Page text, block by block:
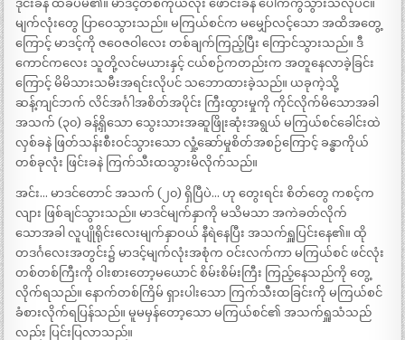
ဒိုင်းခနဲ ထိခပ်မိ၏။ မာဒင့်တစ်ကိုယ်လုံး ဖောင်းခနဲ ပေါက်ကွဲသွားသလိုပင်။
မျက်လုံးတွေ ပြာဝေသွားသည်။ မကြယ်စင်က မမျှော်လင့်သော အထိအတွေ့
ကြောင့် မာဒင့်ကို ဇဝေဇဝါလေး တစ်ချက်ကြည့်ပြီး ကြောင်သွားသည်။ ဒီ
ကောင်ကလေး သူတို့လင်မယားနှင့် ငယ်စဉ်ကတည်းက အတူနေလာခဲ့ခြင်း
ကြောင့် မိမိသားသမီးအရင်းလိုပင် သဘောထားခဲ့သည်။ ယခုကဲ့သို့
ဆန့်ကျင်ဘက် လိင်အင်္ဂါအစိတ်အပိုင်း ကြီးထွားမှုကို ကိုင်လိုက်မိသောအခါ
အသက် (၃၀) ခန့်ရှိသော သွေးသားအဆူဖြိုးဆုံးအရွယ် မကြယ်စင်ခေါင်းထဲ
လှစ်ခနဲ ဖြတ်သန်းစီးဝင်သွားသော လှုံ့ဆော်မှုစိတ်အစဉ်ကြောင့် ခန္ဓာကိုယ်
တစ်ခုလုံး ဖြင်းခနဲ ကြက်သီးထသွားမိလိုက်သည်။
အင်း… မာဒင်တောင် အသက် (၂၀) ရှိပြီပဲ… ဟု တွေးရင်း စိတ်တွေ ကစင့်က
လျား ဖြစ်ချင်သွားသည်။ မာဒင်မျက်နှာကို မသိမသာ အကဲခတ်လိုက်
သောအခါ လူပျိုရိုင်းလေးမျက်နှာဝယ် နီရဲနေပြီး အသက်ရှူပြင်းနေ၏။ ထို
တဒင်္ဂလေးအတွင်း၌ မာဒင့်မျက်လုံးအစုံက ဝင်းလက်ကာ မကြယ်စင် ဖင်လုံး
တစ်တစ်ကြီးကို ဝါးစားတော့မယောင် စိမ်းစိမ်းကြီး ကြည့်နေသည်ကို တွေ့
လိုက်ရသည်။ နောက်တစ်ကြိမ် ရှားပါးသော ကြက်သီးထခြင်းကို မကြယ်စင်
ခံစားလိုက်ရပြန်သည်။ မူမမှန်တော့သော မကြယ်စင်၏ အသက်ရှူသံသည်
လည်း ပြင်းပြလာသည်။